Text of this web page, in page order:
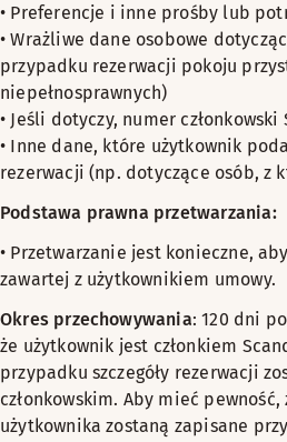
• Preferencje i inne prośby lub
• Wrażliwe dane osobowe
przypadku rezerwacji pokoju
niepełnosprawnych)
• Jeśli dotyczy, numer
• Inne dane, które użytkownik
rezerwacji (np. dotyczące osób, z
Podstawa prawna przetwarzania:
• Przetwarzanie jest konieczne,
zawartej z użytkownikiem umowy.
Okres przechowywania: 120 dni
że użytkownik jest członkiem
przypadku szczegóły rezerwacji
członkowskim. Aby mieć pewność,
użytkownika zostaną zapisane